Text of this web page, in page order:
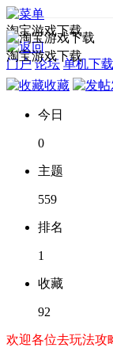
淘宝游戏下载
门户 论坛 单机下载
淘宝游戏下载
收藏
今日
0
主题
559
排名
1
收藏
92
欢迎各位去玩法攻